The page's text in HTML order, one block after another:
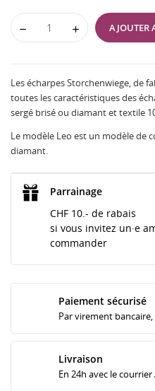
AJOUTER
Les écharpes Storchenwiege, de
toutes les caractéristiques des
sergé brisé ou diamant et textile
Le modèle Leo est un modèle de
diamant.
Parrainage
CHF 10.- de rabais
si vous invitez un·e
commander
Paiement sécurisé
Par virement
Livraison
En 24h avec le courrier